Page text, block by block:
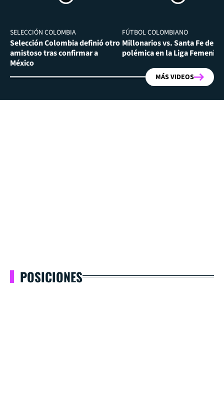
SELECCIÓN COLOMBIA
Selección Colombia definió otro
amistoso tras confirmar a
México
FÚTBOL COLOMBIANO
Millonarios vs. Santa Fe
polémica en la Liga Femenina
MÁS VIDEOS
POSICIONES